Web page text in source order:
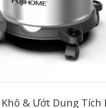
& Ướt Dung Tích